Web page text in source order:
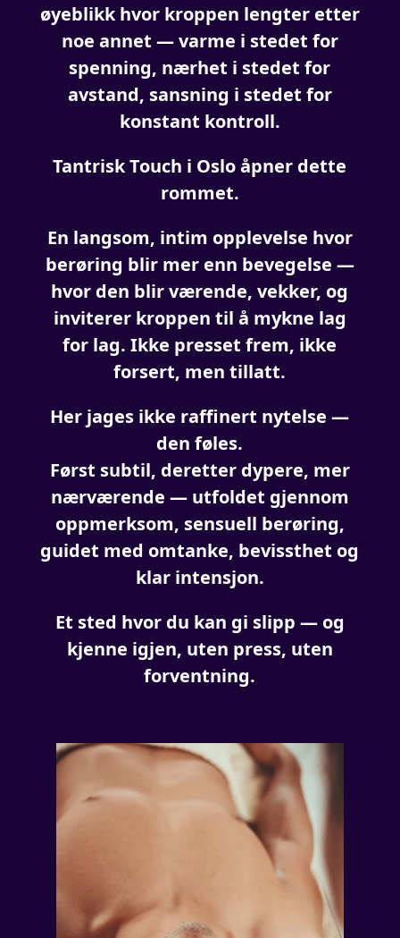
øyeblikk hvor kroppen lengter etter
noe annet — varme i stedet for
spenning, nærhet i stedet for
avstand, sansning i stedet for
konstant kontroll.
Tantrisk Touch i Oslo åpner dette
rommet.
En langsom, intim opplevelse hvor
berøring blir mer enn bevegelse —
hvor den blir værende, vekker, og
inviterer kroppen til å mykne lag
for lag. Ikke presset frem, ikke
forsert, men tillatt.
Her jages ikke raffinert nytelse —
den føles.
Først subtil, deretter dypere, mer
nærværende — utfoldet gjennom
oppmerksom, sensuell berøring,
guidet med omtanke, bevissthet og
klar intensjon.
Et sted hvor du kan gi slipp — og
kjenne igjen, uten press, uten
forventning.